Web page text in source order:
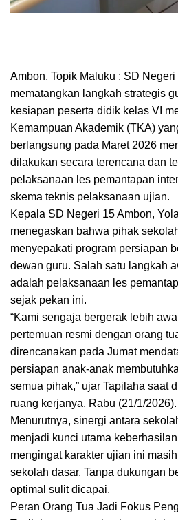
Ambon, Topik Maluku : SD
mematangkan langkah strategis
kesiapan peserta didik kelas VI
Kemampuan Akademik (TKA)
berlangsung pada Maret 2026
dilakukan secara terencana dan
pelaksanaan les pemantapan
skema teknis pelaksanaan ujian.
Kepala SD Negeri 15 Ambon,
menegaskan bahwa pihak
menyepakati program persiapan
dewan guru. Salah satu langkah
adalah pelaksanaan les
sejak pekan ini.
“Kami sengaja bergerak lebih
pertemuan resmi dengan orang
direncanakan pada Jumat
persiapan anak-anak
semua pihak,” ujar Tapilaha saat
ruang kerjanya, Rabu (21/1/2026).
Menurutnya, sinergi antara
menjadi kunci utama
mengingat karakter ujian ini
sekolah dasar. Tanpa dukungan
optimal sulit dicapai.
Peran Orang Tua Jadi Fokus